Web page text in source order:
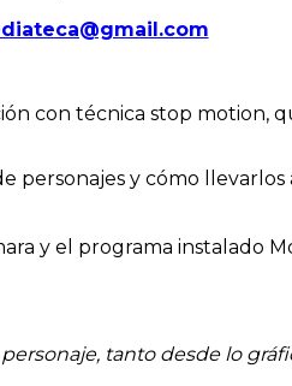
con técnica stop motion,
personajes y cómo
y el programa instalado
tanto desde lo